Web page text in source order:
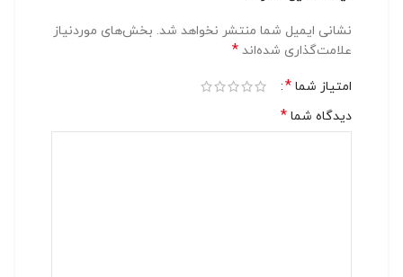
نشانی ایمیل شما منتشر نخواهد شد. بخش‌های موردنیاز
علامت‌گذاری شده‌اند *
امتیاز شما *
دیدگاه شما *